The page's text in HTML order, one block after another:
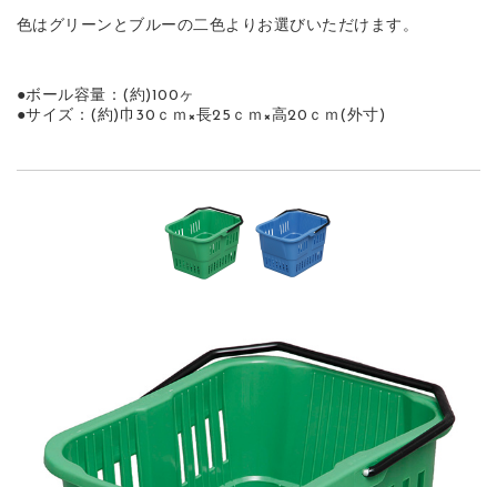
色はグリーンとブルーの二色よりお選びいただけます。
●ボール容量：(約)100ヶ
●サイズ：(約)巾30ｃｍ×長25ｃｍ×高20ｃｍ(外寸)